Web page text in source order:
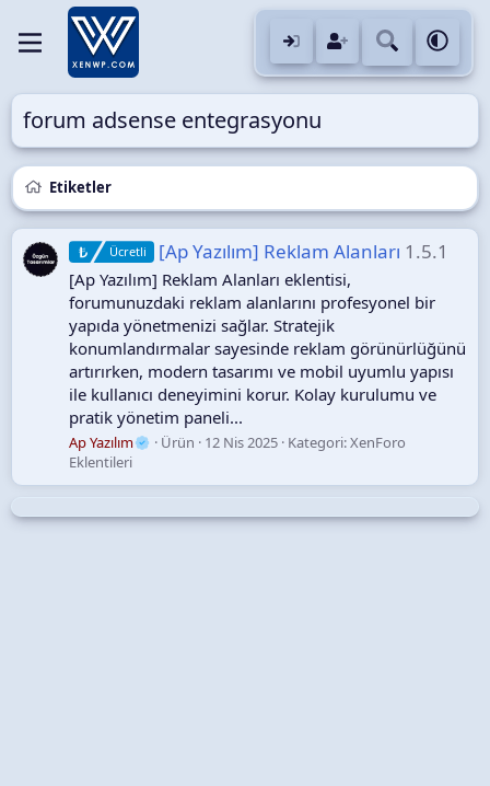
forum adsense entegrasyonu
Etiketler
Ücretli [Ap Yazılım] Reklam Alanları 1.5.1
[Ap Yazılım] Reklam Alanları eklentisi,
forumunuzdaki reklam alanlarını profesyonel bir
yapıda yönetmenizi sağlar. Stratejik
konumlandırmalar sayesinde reklam görünürlüğünü
artırırken, modern tasarımı ve mobil uyumlu yapısı
ile kullanıcı deneyimini korur. Kolay kurulumu ve
pratik yönetim paneli...
Ap Yazılım Ürün 12 Nis 2025 Kategori:XenForo
Eklentileri